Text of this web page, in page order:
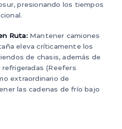
presionando los tiempos
Ruta:Mantener camiones
eleva críticamente los
de chasis, además de
(Reefers
extraordinario de
las cadenas de frío bajo